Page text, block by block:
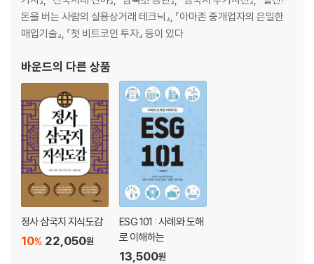
[생각 뿜뿜] 지우개는 얼마일까?
1 상대방을 설득할 때 도움이 되는 논리적 사고
2 문제가 생겼을 때 해결책을 찾아보자
3 고민이 있을 때 도움이 되는 논리적 사고 ①
4 고민이 있을 때 도움이 되는 논리적 사고 ②
5 논리적 사고를 익히면 학교 성적이 오른다
[생각 뿜뿜] 주스를 몇 병 마실 수 있을까?
제4장 생각하는 공식 ‘프레임워크’
1 생각하기 위한 공식!? ‘프레임워크’란 뭘까?
2 ‘빠짐없이, 겹치지 않게’는 논리적 사고의 주요 핵심
3 ‘WHY 트리’로 문제의 원인을 파악하자
4 항상 ‘5W1H’를 의식하자
돈을 버는 사람의 실용상거래 테크닉』, 『아마존 중개업자의 은밀한
매입기술』, 『첫 비트코인 투자』 등이 있다 .
바운드의 다른 상품
정사 삼국지 지식도감
22,050원
10%
ESG 101 : 사례와 도해
로 이해하는
13,500원